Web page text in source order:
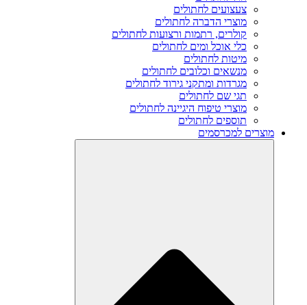
צעצועים לחתולים
מוצרי הדברה לחתולים
קולרים, רתמות ורצועות לחתולים
כלי אוכל ומים לחתולים
מיטות לחתולים
מנשאים וכלובים לחתולים
מגרדות ומתקני גירוד לחתולים
תגי שם לחתולים
מוצרי טיפוח היגיינה לחתולים
תוספים לחתולים
מוצרים למכרסמים